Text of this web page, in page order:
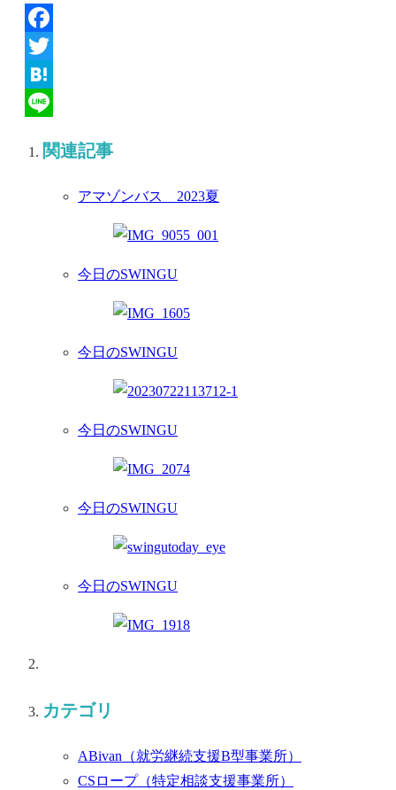
Facebook
Twitter
Hatena
関連記事
アマゾンバス 2023夏
今日のSWINGU
今日のSWINGU
今日のSWINGU
今日のSWINGU
今日のSWINGU
カテゴリ
ABivan （就労継続支援B型事業所）
CSロープ （特定相談支援事業所）